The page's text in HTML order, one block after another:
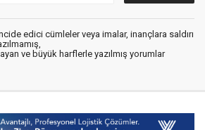
edici cümleler veya imalar, inançlara saldırı
ve büyük harflerle yazılmış yorumlar